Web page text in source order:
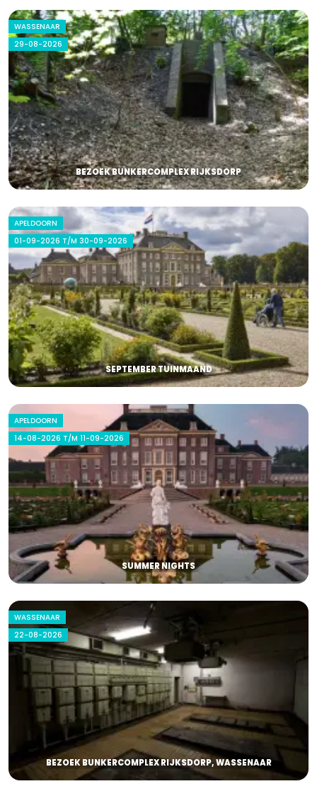
WASSENAAR
29-08-2026
BEZOEK BUNKERCOMPLEX RIJKSDORP
APELDOORN
01-09-2026 T/M 30-09-2026
SEPTEMBER TUINMAAND
APELDOORN
14-08-2026 T/M 11-09-2026
SUMMER NIGHTS
WASSENAAR
22-08-2026
BEZOEK BUNKERCOMPLEX RIJKSDORP, WASSENAAR